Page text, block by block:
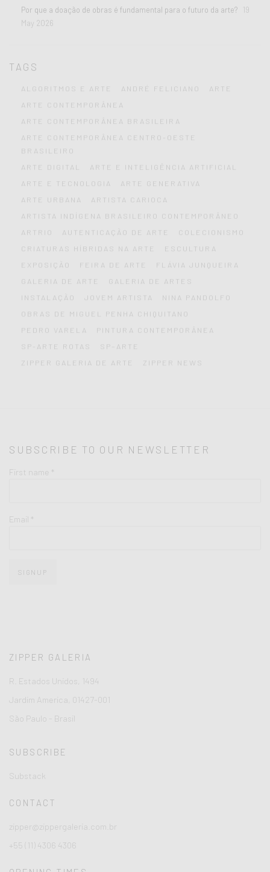
Por que a doação de obras é fundamental para o futuro da arte?
19
May 2026
TAGS
ALGORITMOS E ARTE ANDRÉ FELICIANO
ARTE
ARTE CONTEMPORÂNEA
ARTE CONTEMPORÂNEA BRASILEIRA
ARTE CONTEMPORÂNEA CENTRO-OESTE
BRASILEIRO
ARTE DIGITAL
ARTE E INTELIGÊNCIA ARTIFICIAL
ARTE E TECNOLOGIA
ARTE GENERATIVA
ARTE URBANA
ARTISTA CARIOCA
ARTISTA INDÍGENA BRASILEIRO CONTEMPORÂNEO
ARTRIO
AUTENTICAÇÃO DE ARTE
COLECIONISMO
CRIATURAS HÍBRIDAS NA ARTE
ESCULTURA
EXPOSIÇÃO
FEIRA DE ARTE
FLÁVIA JUNQUEIRA
GALERIA DE ARTE
GALERIA DE ARTES
INSTALAÇÃO
JOVEM ARTISTA
NINA PANDOLFO
OBRAS DE MIGUEL PENHA CHIQUITANO
PEDRO VARELA
PINTURA CONTEMPORÂNEA
SP-ARTE ROTAS
SP–ARTE
ZIPPER GALERIA DE ARTE
ZIPPER NEWS
SUBSCRIBE TO OUR NEWSLETTER
First name *
Email *
SIGNUP
ZIPPER GALERIA
R. Estados Unidos, 1494
Jardim America, 01427-001
São Paulo - Brasil
SUBSCRIBE
Substack
CONTACT
zipper@zippergaleria.com.br
+55 (11) 4306 4306